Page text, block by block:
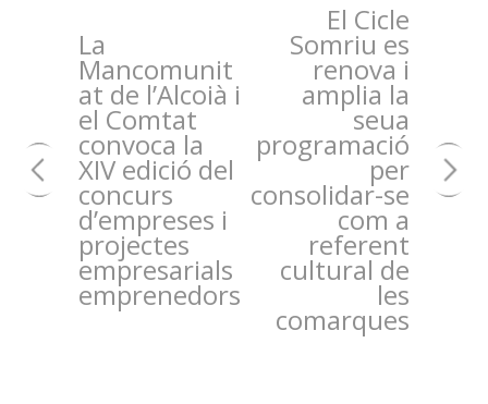
La
Mancomunit
at de l’Alcoià i
el Comtat
convoca la
XIV edició del
concurs
d’empreses i
projectes
empresarials
emprenedors
El Cicle
Somriu es
renova i
amplia la
seua
programació
per
consolidar-se
com a
referent
cultural de
les
comarques